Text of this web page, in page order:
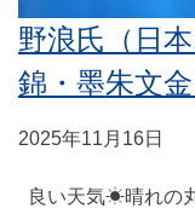
野浪氏（日
錦・墨朱文金
2025年11月16日
良い天気☀晴れの